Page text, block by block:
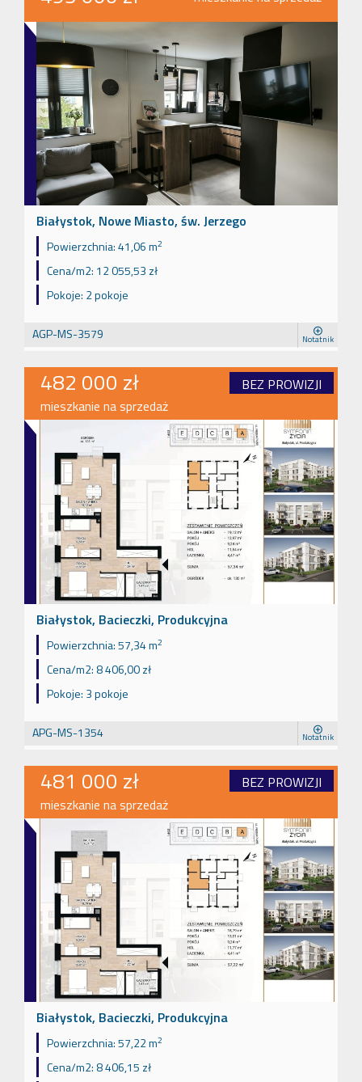
Białystok, Nowe Miasto, św. Jerzego
Powierzchnia:41,06 m2
Cena/m2: 12 055,53 zł
Pokoje: 2 pokoje
AGP-MS-3579 Notatnik
482 000 zł
BEZ PROWIZJI
mieszkanie na sprzedaż
Białystok, Bacieczki, Produkcyjna
Powierzchnia:57,34 m2
Cena/m2: 8 406,00 zł
Pokoje: 3 pokoje
APG-MS-1354 Notatnik
481 000 zł
BEZ PROWIZJI
mieszkanie na sprzedaż
Białystok, Bacieczki, Produkcyjna
Powierzchnia:57,22 m2
Cena/m2: 8 406,15 zł